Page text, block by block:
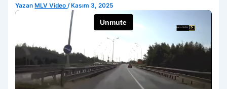
Yazan MLV Video/ Kasım 3, 2025